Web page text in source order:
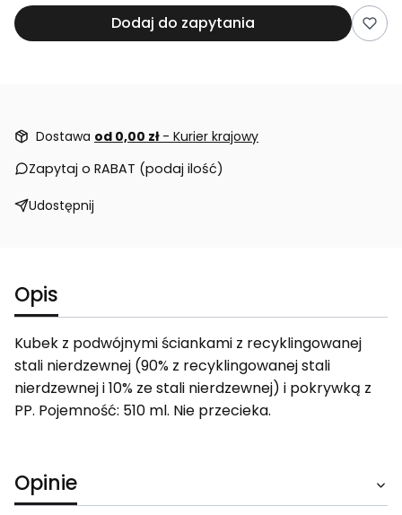
Dodaj do zapytania
Dostawa od 0,00 zł - Kurier krajowy
Zapytaj o RABAT (podaj ilość)
Udostępnij
Opis
Kubek z podwójnymi ściankami z recyklingowanej
stali nierdzewnej (90% z recyklingowanej stali
nierdzewnej i 10% ze stali nierdzewnej) i pokrywką z
PP. Pojemność: 510 ml. Nie przecieka.
Opinie